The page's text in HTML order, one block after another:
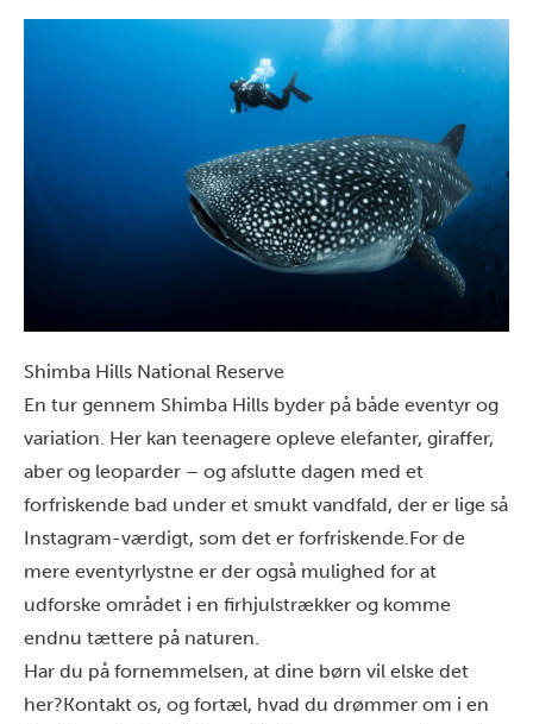
Shimba Hills National Reserve
En tur gennem Shimba Hills byder på både eventyr og
variation. Her kan teenagere opleve elefanter, giraffer,
aber og leoparder – og afslutte dagen med et
forfriskende bad under et smukt vandfald, der er lige så
Instagram-værdigt, som det er forfriskende. For de
mere eventyrlystne er der også mulighed for at
udforske området i en firhjulstrækker og komme
endnu tættere på naturen.
Har du på fornemmelsen, at dine børn vil elske det
her?Kontakt os, og fortæl, hvad du drømmer om i en